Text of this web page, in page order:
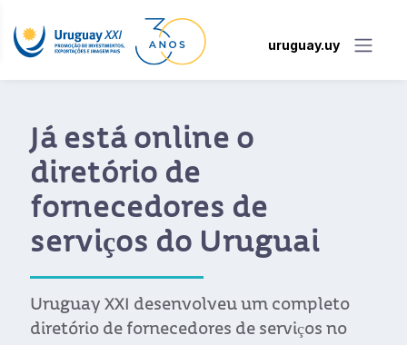
uruguay.uy
Já está online o
diretório de
fornecedores de
serviços do Uruguai
Uruguay XXI desenvolveu um completo
diretório de fornecedores de serviços no